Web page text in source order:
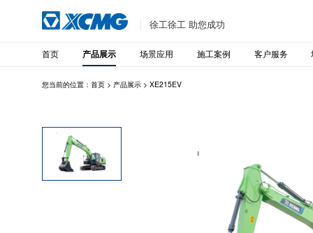
徐工徐工 助您成功
首页 产品展示 场景应用 施工案例 客户服务
您当前的位置：首页 > 产品展示 >XE215EV